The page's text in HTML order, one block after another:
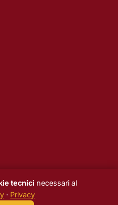
BAT ·Privacy
tecnici necessari al
· Privacy